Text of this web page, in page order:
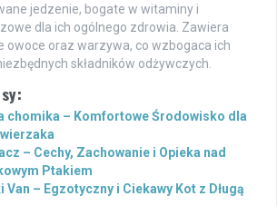
jedzenie, bogate w witaminy i
dla ich ogólnego zdrowia. Zawiera
owoce oraz warzywa, co wzbogaca ich
składników odżywczych.
chomika – Komfortowe Środowisko dla
– Cechy, Zachowanie i Opieka nad
Ptakiem
Van – Egzotyczny i Ciekawy Kot z Długą